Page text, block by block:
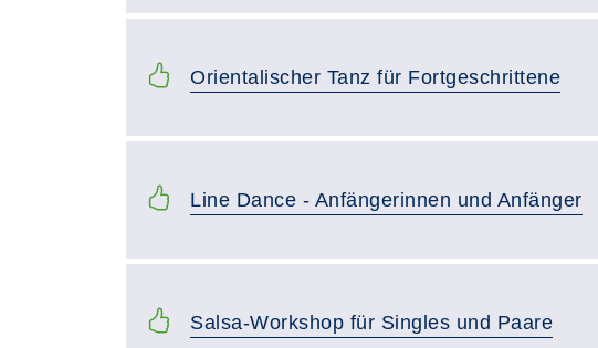
Orientalischer Tanz für Fortgeschrittene
Line Dance - Anfängerinnen und Anfänger
Salsa-Workshop für Singles und Paare